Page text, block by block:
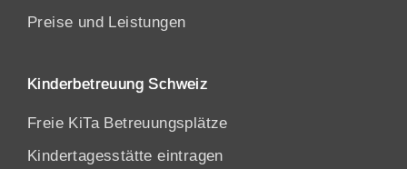
Preise und Leistungen
Kinderbetreuung Schweiz
Freie KiTa Betreuungsplätze
Kindertagesstätte eintragen